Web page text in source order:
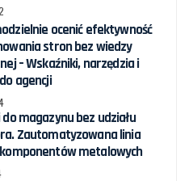
ocenić efektywność
stron bez wiedzy
– Wskaźniki, narzędzia i
agencji
do magazynu bez udziału
Zautomatyzowana linia
metalowych